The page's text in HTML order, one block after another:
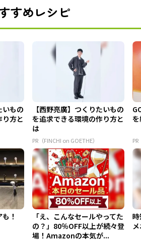
すめレシピ
いもの
方と
【西野亮廣】つくりたいもの
を追求できる環境の作り方と
は
PR（FINCHI on GOETHE） PR
！
「え、こんなセールやってた
の？」80％OFF以上が続々登
場！Amazonの本気が...